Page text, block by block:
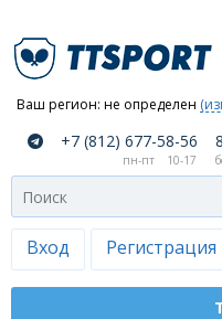
Ваш регион: не определен
Вход Регистрация
компании
Как
сделать
заказ
Оплата
+7 (812) 677-58-56
пн-пт 10-17